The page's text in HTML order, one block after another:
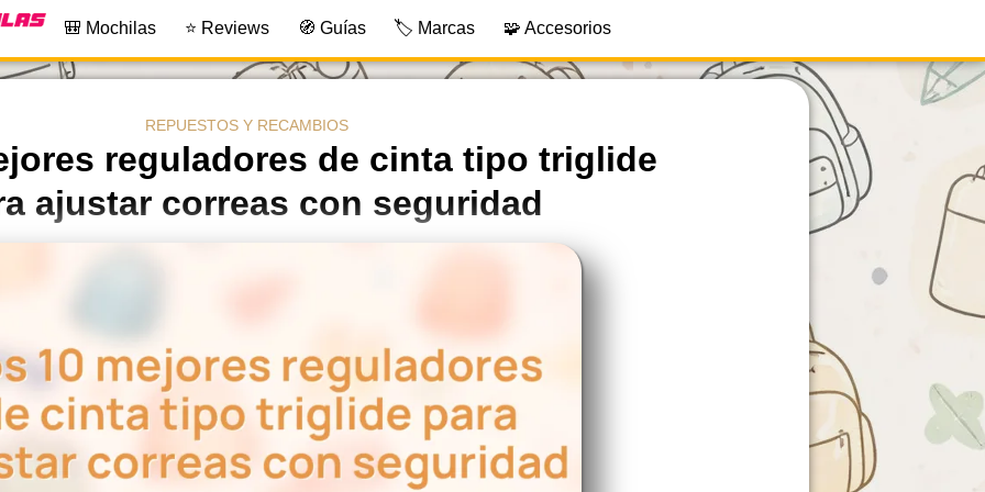
🎒 Mochilas ⭐ Reviews 🧭 Guías 🏷️ Marcas 🧩 Accesorios
REPUESTOS Y RECAMBIOS
reguladores de cinta tipo triglide
ajustar correas con seguridad